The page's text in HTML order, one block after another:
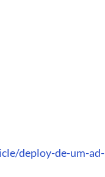
deploy-de-um-ad-